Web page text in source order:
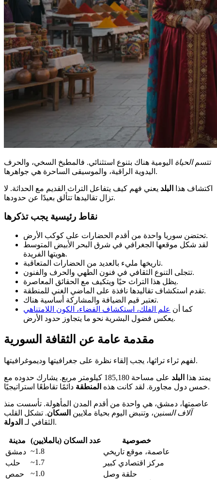
تتسمالحياة اليومية هناك بتنوع استثنائي. فالمطبخ السخي، والحرف
اليدوية الراقية، والموسيقى الساحرة هي جواهرها.
اكتشاف هذا البلد يعني فهم كيف يتفاعل التراث القديم مع الحداثة. لا
تزال تقاليدها تتألق بعيدًا عن حدودها.
نقاط رئيسية يجب تذكرها
تحتضن سوريا واحدة من أقدم الحضارات على كوكب الأرض.
لقد شكل موقعها الجغرافي في شرق البحر الأبيض المتوسط
هويتها الفريدة.
تاريخها مليء بالعديد من الحضارات المتعاقبة.
تتجلى التنوع الثقافي في فنون الطهي والحرف والفنون.
يظل هذا التراث حيًا ويتكيف مع الحقائق المعاصرة.
تقدم استكشاف تقاليدها نافذة على الماضي الغني للمنطقة.
تعتبر قيم الضيافة والمشاركة أساسية هناك.
كما أن علم الفلك، استكشاف الفضاء، الكون اللامتناهي
يعكس فضول البشرية نحو ما يتجاوز حدود الأرض.
مقدمة عامة عن الثقافة السورية
لفهم ثراء تراثها، يجب إلقاء نظرة على جغرافيتها وديموغرافيتها.
يمتد هذا البلد
على مساحة 185,180 كيلومتر مربع. يشارك حدوده مع
خمس دول مجاورة. لقد كانت هذه المنطقة دائمًا تقاطعًا استراتيجيًا.
عاصمتها، دمشق، هي واحدة من أقدم المدن المأهولة. تأسست منذ
آلاف السنين، وتنبض اليوم بحياة ملايين السكان. تشكل القلب
الثقافي لـ الدولة .
مدينة عدد السكان (بالملايين)
خصوصية
دمشق ~1.8
عاصمة، موقع تاريخي
حلب
~1.7
مركز اقتصادي كبير
حمص
~1.0
حلقة وصل